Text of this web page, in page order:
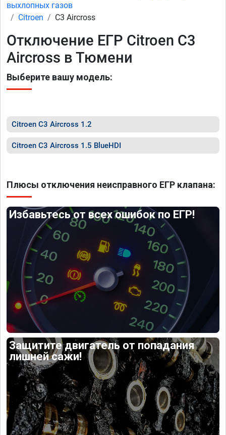
выхлопных газов
Citroen
C3 Aircross
Отключение ЕГР Citroen C3
Aircross в Тюмени
Выберите вашу модель:
Citroen C3 Aircross 1.2
Citroen C3 Aircross 1.5 BlueHDI
Плюсы отключения неисправного ЕГР клапана:
Избавьтесь от всех ошибок по ЕГР!
Защитите двигатель от попадания
лишней сажи!